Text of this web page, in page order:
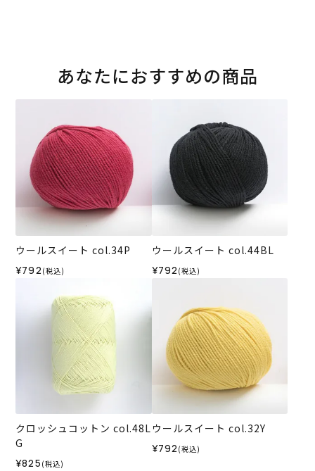
あなたにおすすめの商品
ウールスイート col.34P
¥792 (税込)
ウールスイート col.44BL
¥792 (税込)
クロッシュコットン col.48L
G
¥825 (税込)
ウールスイート col.32Y
¥792 (税込)